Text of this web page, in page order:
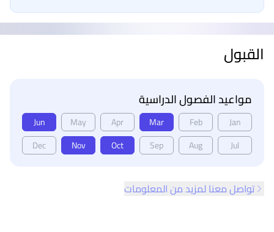
القبول
مواعيد الفصول الدراسية
Jan
Feb
Mar
Apr
May
Jun
Jul
Aug
Sep
Oct
Nov
Dec
تواصل معنا لمزيد من المعلومات